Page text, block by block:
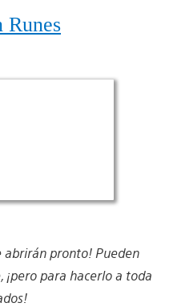
abrirán pronto! Pueden
para hacerlo a toda